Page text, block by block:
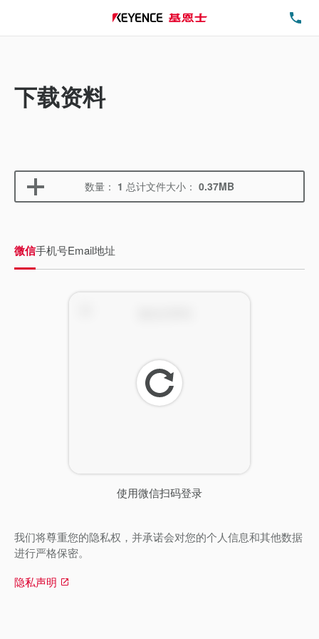
下载资料
数量： 1 总计文件大小： 0.37MB
微信手机号Email地址
使用微信扫码登录
刷
新
我们将尊重您的隐私权，并承诺会对您的个人信息和其他数据
进行严格保密。
隐私声明